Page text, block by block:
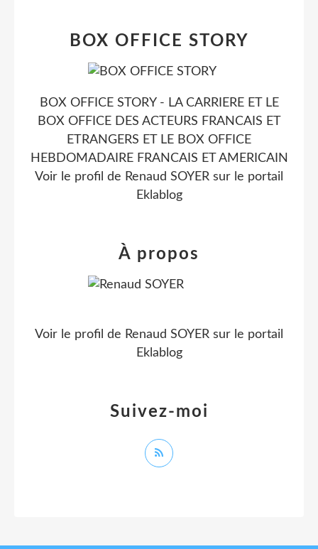
BOX OFFICE STORY
BOX OFFICE STORY - LA CARRIERE ET LE
BOX OFFICE DES ACTEURS FRANCAIS ET
ETRANGERS ET LE BOX OFFICE
HEBDOMADAIRE FRANCAIS ET AMERICAIN
Voir le profil de Renaud SOYER sur le portail
Eklablog
Suivez-moi
À propos
Voir le profil de Renaud SOYER sur le portail
Eklablog